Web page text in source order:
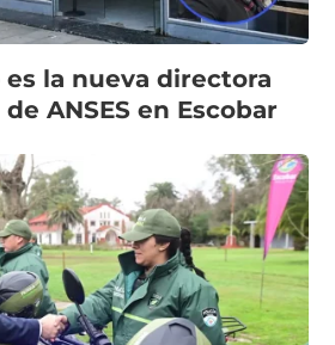
la nueva directora
ANSES en Escobar